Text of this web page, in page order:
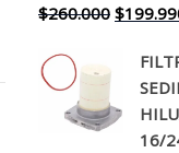
$260.000 El
original
era:
$
16/